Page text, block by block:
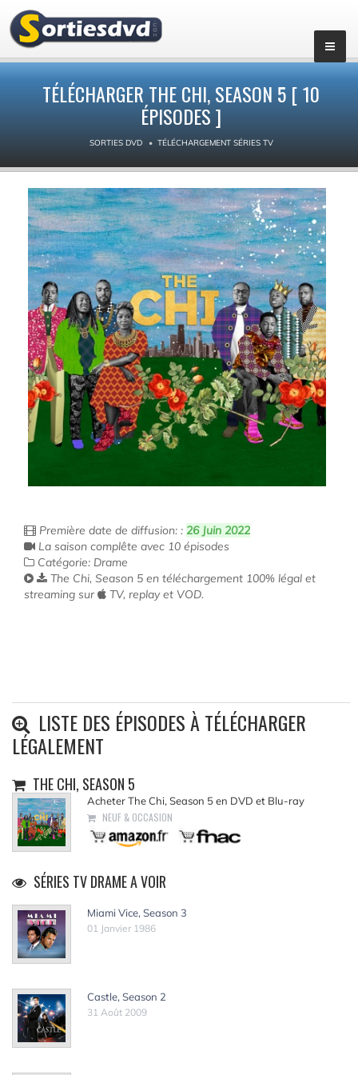
TÉLÉCHARGER THE CHI, SEASON 5 [ 10
ÉPISODES ]
SORTIES DVD TÉLÉCHARGEMENT SÉRIES TV
Première date de diffusion: : 26 Juin 2022
La saison complête avec 10 épisodes
Catégorie: Drame
The Chi, Season 5 en téléchargement 100% légal et
streaming sur
TV, replay et VOD.
LISTE DES ÉPISODES À TÉLÉCHARGER
LÉGALEMENT
THE CHI, SEASON 5
Acheter The Chi, Season 5 en DVD et Blu-ray
NEUF & OCCASION
SÉRIES TV DRAME A VOIR
Miami Vice, Season 3
01 Janvier 1986
Castle, Season 2
31 Août 2009